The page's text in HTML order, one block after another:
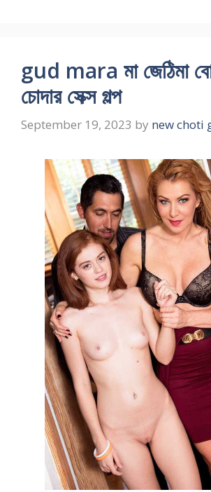
gud mara মা জেঠিমা
চোদার সেক্স গল্প
September 19, 2023 by new choti